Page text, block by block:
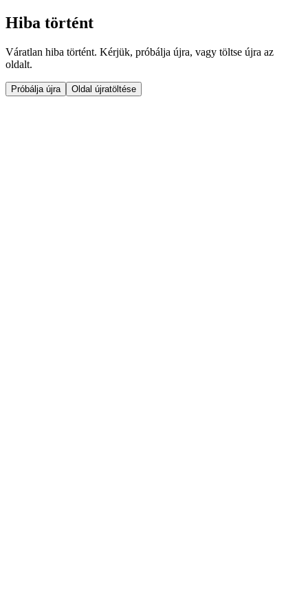
Hiba történt
Váratlan hiba történt. Kérjük, próbálja újra, vagy töltse újra az
oldalt.
Próbálja újra Oldal újratöltése